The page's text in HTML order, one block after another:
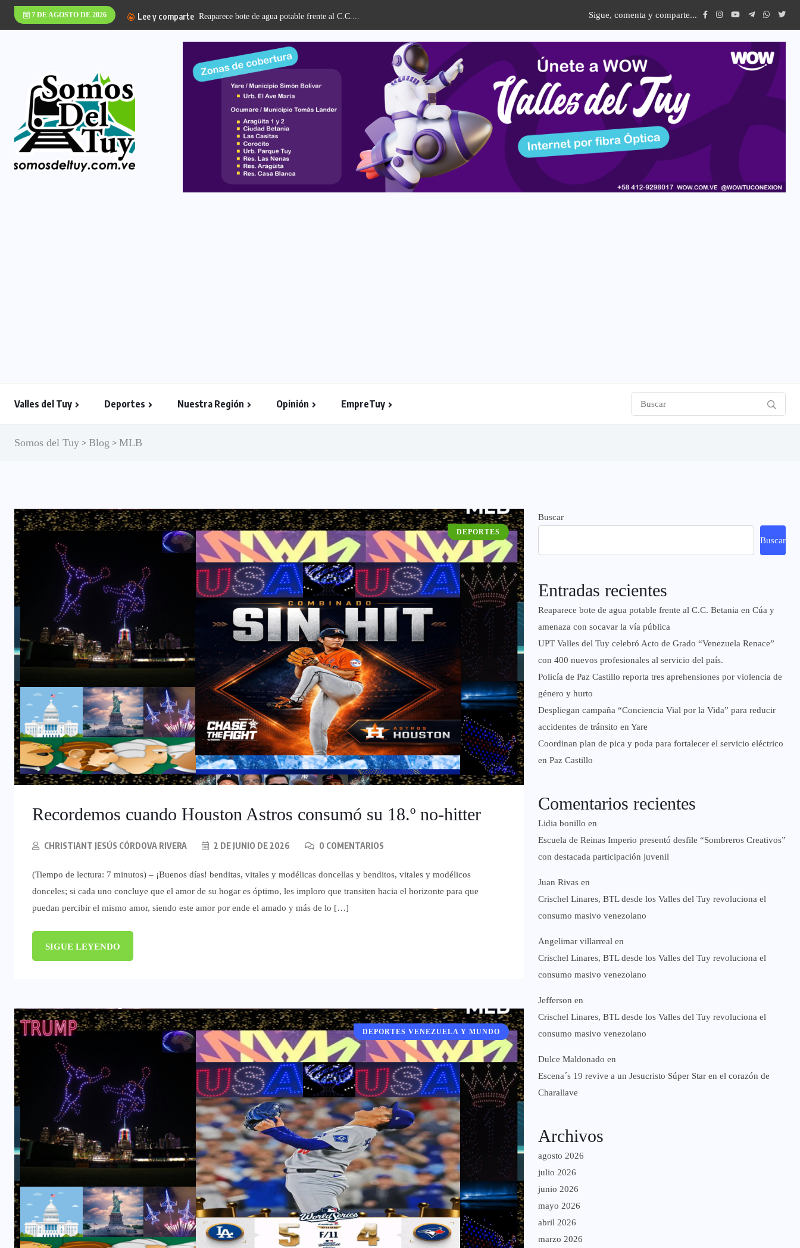
7 DE AGOSTO DE 2026 Lee y comparte Reaparece bote de agua potable frente al C.C.... Sigue, comenta y comparte...
Valles del Tuy Deportes Nuestra Región Opinión EmpreTuy
Somos del Tuy > Blog > MLB
DEPORTES
Recordemos cuando Houston Astros consumó su 18.º no-hitter
CHRISTIANT JESÚS CÓRDOVA RIVERA 2 DE JUNIO DE 2026 0 COMENTARIOS
(Tiempo de lectura: 7 minutos) – ¡Buenos días! benditas, vitales y modélicas doncellas y benditos, vitales y modélicos
donceles; si cada uno concluye que el amor de su hogar es óptimo, les imploro que transiten hacia el horizonte para que
puedan percibir el mismo amor, siendo este amor por ende el amado y más de lo […]
SIGUE LEYENDO
DEPORTES
DEPORTES VENEZUELA Y MUNDO
Buscar
Buscar
Entradas recientes
Reaparece bote de agua potable frente al C.C. Betania en Cúa y
amenaza con socavar la vía pública
UPT Valles del Tuy celebró Acto de Grado “Venezuela Renace”
con 400 nuevos profesionales al servicio del país.
‎Policía de Paz Castillo reporta tres aprehensiones por violencia de
género y hurto
‎Despliegan campaña “Conciencia Vial por la Vida” para reducir
accidentes de tránsito en Yare
Coordinan plan de pica y poda para fortalecer el servicio eléctrico
en Paz Castillo
Comentarios recientes
Lidia bonillo en
Escuela de Reinas Imperio presentó desfile “Sombreros Creativos”
con destacada participación juvenil
Juan Rivas en
Crischel Linares, BTL desde los Valles del Tuy revoluciona el
consumo masivo venezolano
Angelimar villarreal en
Crischel Linares, BTL desde los Valles del Tuy revoluciona el
consumo masivo venezolano
Jefferson en
Crischel Linares, BTL desde los Valles del Tuy revoluciona el
consumo masivo venezolano
Dulce Maldonado en
Escena´s 19 revive a un Jesucristo Súper Star en el corazón de
Charallave
Archivos
agosto 2026
julio 2026
junio 2026
mayo 2026
abril 2026
marzo 2026